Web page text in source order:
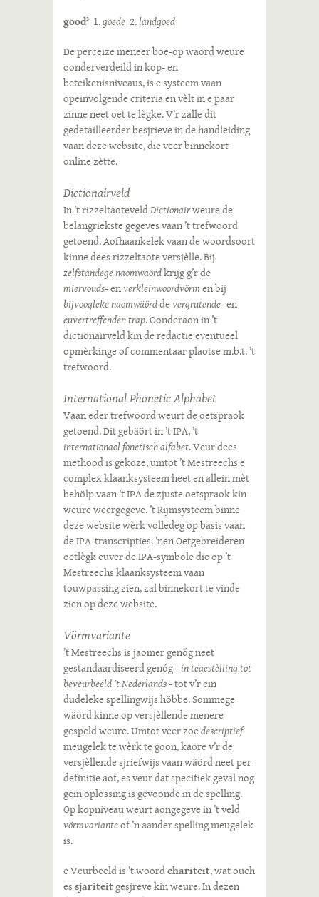
good3 1.goede 2.landgoed
De perceize meneer boe-op wäörd weure
oonderverdeild in kop- en
beteikenisniveaus, is e systeem vaan
opeinvolgende criteria en vèlt in e paar
zinne neet oet te lègke. V’r zalle dit
gedetailleerder besjrieve in de handleiding
vaan deze website, die veer binnekort
online zètte.
Dictionairveld
In ’t rizzeltaoteveldDictionairweure de
belangriekste gegeves vaan ’t trefwoord
getoend. Aofhaankelek vaan de woordsoort
kinne dees rizzeltaote versjèlle. Bij
zelfstandege naomwäördkrijg g’r de
miervouds- enverkleinwoordvörmen bij
bijvoogleke naomwäörddevergrutende- en
euvertreffenden trap. Oonderaon in ’t
dictionairveld kin de redactie eventueel
opmèrkinge of commentaar plaotse m.b.t. ’t
trefwoord.
International Phonetic Alphabet
Vaan eder trefwoord weurt de oetspraok
getoend. Dit gebäört in ’t IPA, ’t
internationaol fonetisch alfabet. Veur dees
methood is gekoze, umtot ’t Mestreechs e
complex klaanksysteem heet en allein mèt
behölp vaan ’t IPA de zjuste oetspraok kin
weure weergegeve. ’t Rijmsysteem binne
deze website wèrk volledeg op basis vaan
de IPA-transcripties. ’nen Oetgebreideren
oetlègk euver de IPA-symbole die op ’t
Mestreechs klaanksysteem vaan
touwpassing zien, zal binnekort te vinde
zien op deze website.
Vörmvariante
’t Mestreechs is jaomer genóg neet
gestandaardiseerd genóg -in tegestèlling tot
beveurbeeld ’t Nederlands- tot v’r ein
dudeleke spellingwijs höbbe. Sommege
wäörd kinne op versjèllende menere
gespeld weure. Umtot veer zoedescriptief
meugelek te wèrk te goon, käöre v’r de
versjèllende sjriefwijs vaan wäörd neet per
definitie aof, es veur dat specifiek geval nog
gein oplossing is gevoonde in de spelling.
Op kopniveau weurt aongegeve in ’t veld
vörmvarianteof ’n aander spelling meugelek
is.
e Veurbeeld is ’t woordchariteit, wat ouch
essjariteitgesjreve kin weure. In dezen